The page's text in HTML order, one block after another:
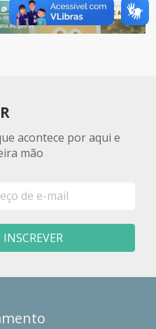
acontece por aqui e
mão